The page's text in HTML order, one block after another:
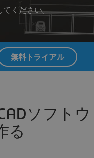
てください。
無料トライアル
ソフトウ
る